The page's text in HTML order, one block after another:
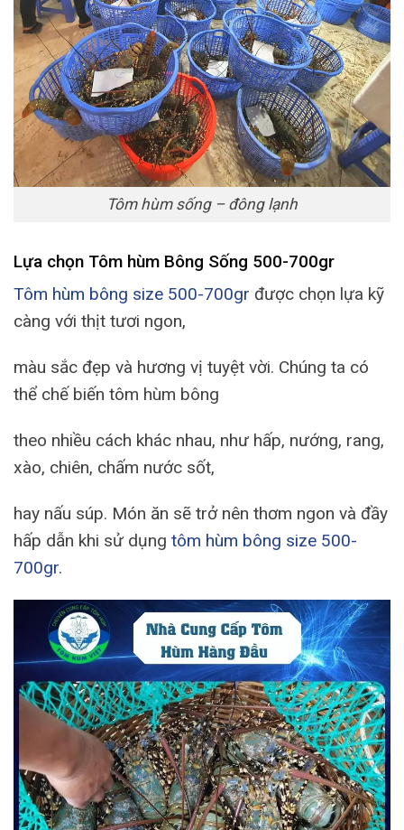
Tôm hùm sống – đông lạnh
Lựa chọn Tôm hùm Bông Sống 500-700gr
Tôm hùm bông size 500-700gr được chọn lựa kỹ
càng với thịt tươi ngon,
màu sắc đẹp và hương vị tuyệt vời. Chúng ta có
thể chế biến tôm hùm bông
theo nhiều cách khác nhau, như hấp, nướng, rang,
xào, chiên, chấm nước sốt,
hay nấu súp. Món ăn sẽ trở nên thơm ngon và đầy
hấp dẫn khi sử dụng tôm hùm bông size 500-
700gr.